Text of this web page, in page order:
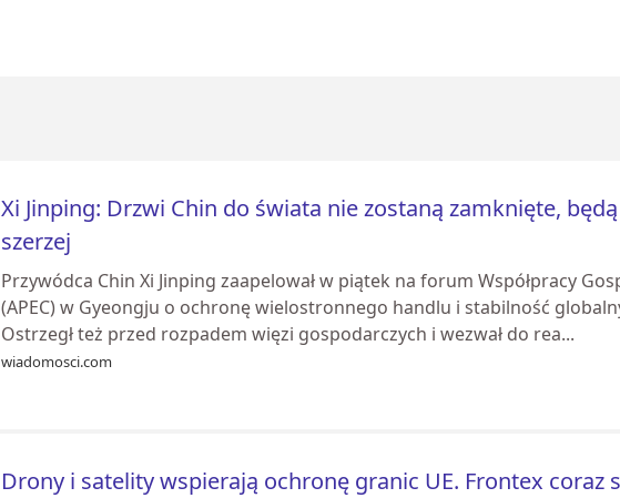
Xi Jinping: Drzwi Chin do świata nie zostaną zamknięte,
szerzej
Przywódca Chin Xi Jinping zaapelował w piątek na forum Współpracy
(APEC) w Gyeongju o ochronę wielostronnego handlu i stabilność
Ostrzegł też przed rozpadem więzi gospodarczych i wezwał do rea...
wiadomosci.com
Drony i satelity wspierają ochronę granic UE. Frontex coraz